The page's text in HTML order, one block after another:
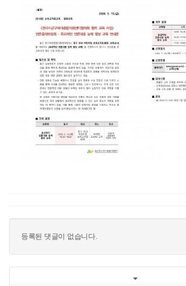
등록된 댓글이 없습니다.